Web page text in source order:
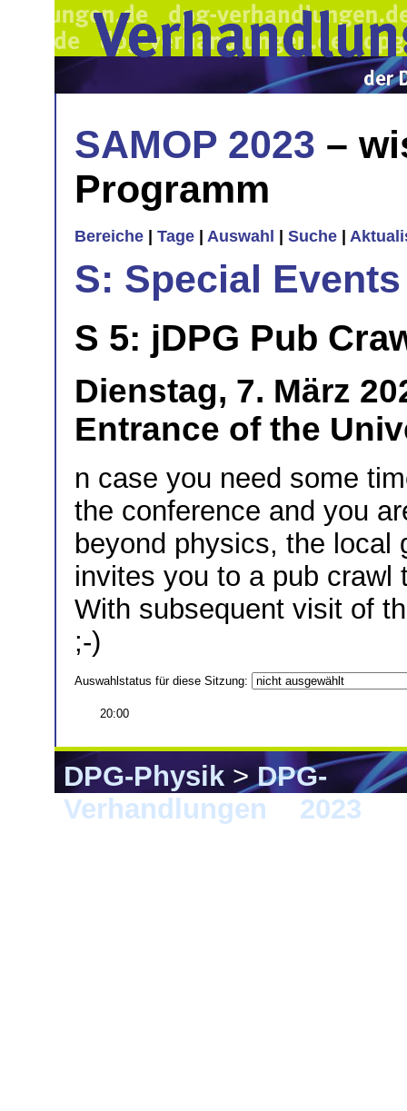
SAMOP 2023 –
Programm
Bereiche Tage Auswahl Suche
S: Special Events
S 5: jDPG Pub
Dienstag, 7. März
Entrance of the
n case you need some
the conference and you
beyond physics, the local
invites you to a pub crawl
With subsequent visit of
;-)
Auswahlstatus für diese Sitzung:
20:00
DPG-Physik>DPG-
Verhandlungen
2023